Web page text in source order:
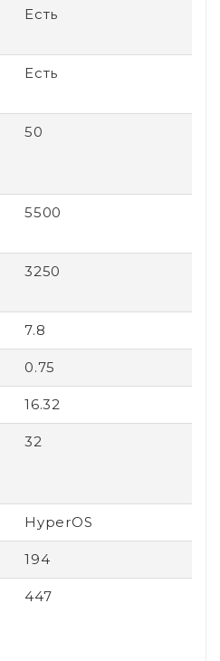
Есть
Есть
50
5500
3250
7.8
0.75
16.32
32
HyperOS
194
447